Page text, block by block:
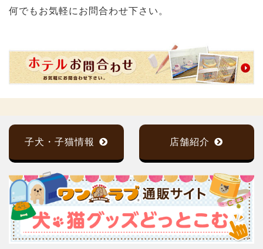
何でもお気軽にお問合わせ下さい。
子犬・子猫情報 店舗紹介